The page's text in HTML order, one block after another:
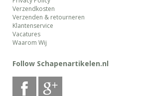
Verzendkosten
Verzenden & retourneren
Klantenservice
Vacatures
Waarom Wij
Follow Schapenartikelen.nl